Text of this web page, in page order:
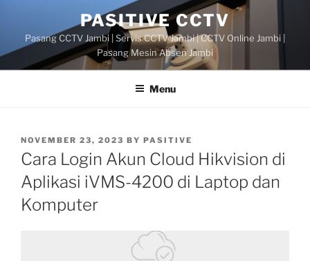
content
PASITIVE CCTV
Pasang CCTV Jambi | Servis CCTV Jambi | CCTV Online Jambi |
Pasang Mesin Absen Jambi
Menu
POSTED
ON
NOVEMBER 23, 2023 BY PASITIVE
Cara Login Akun Cloud Hikvision di
Aplikasi iVMS-4200 di Laptop dan
Komputer